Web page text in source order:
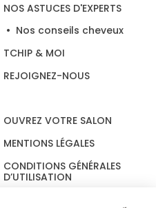
NOS ASTUCES D'EXPERTS
Nos conseils cheveux
TCHIP & MOI
REJOIGNEZ-NOUS
OUVREZ VOTRE SALON
MENTIONS LÉGALES
CONDITIONS GÉNÉRALES
D’UTILISATION